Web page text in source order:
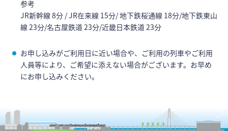
参考
JR新幹線 8分 / JR在来線 15分/ 地下鉄桜通線 18分/地下鉄東山
線 23分/名古屋鉄道 23分/近畿日本鉄道 23分
お申し込みがご利用日に近い場合や、ご利用の列車やご利用
人員等により、ご希望に添えない場合がございます。お早め
にお申し込みください。